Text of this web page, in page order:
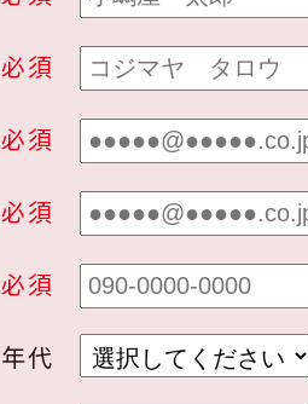
須
須
須
須
年代